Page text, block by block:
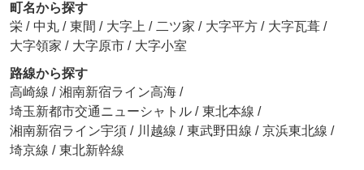
町名から探す
栄 / 中丸 / 東間 / 大字上 / 二ツ家 / 大字平方 / 大字瓦葺 /
大字領家 / 大字原市 / 大字小室
路線から探す
高崎線 / 湘南新宿ライン高海 /
埼玉新都市交通ニューシャトル / 東北本線 /
湘南新宿ライン宇須 / 川越線 / 東武野田線 / 京浜東北線 /
埼京線 / 東北新幹線